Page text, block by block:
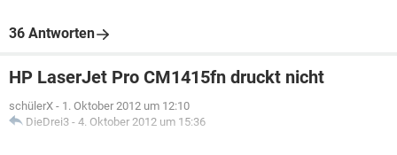
36 Antworten
HP LaserJet Pro CM1415fn druckt nicht
schülerX - 1. Oktober 2012 um 12:10
DieDrei3 - 4. Oktober 2012 um 15:36